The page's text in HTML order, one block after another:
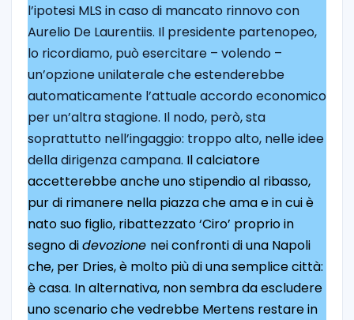
l’ipotesi MLS in caso di mancato rinnovo con
Aurelio De Laurentiis. Il presidente partenopeo,
lo ricordiamo, può esercitare – volendo –
un’opzione unilaterale che estenderebbe
automaticamente l’attuale accordo economico
per un’altra stagione. Il nodo, però, sta
soprattutto nell’ingaggio: troppo alto, nelle idee
della dirigenza campana. Il calciatore
accetterebbe anche uno stipendio al ribasso,
pur di rimanere nella piazza che ama e in cui è
nato suo figlio, ribattezzato ‘Ciro’ proprio in
segno didevozione nei confronti di una Napoli
che, per Dries, è molto più di una semplice città:
è casa. In alternativa, non sembra da escludere
uno scenario che vedrebbe Mertens restare in